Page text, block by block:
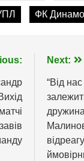
ФК Динамо
Next:
“Від
дружина